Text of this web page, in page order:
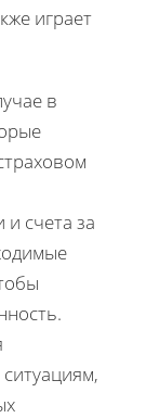
играет
в
счета за